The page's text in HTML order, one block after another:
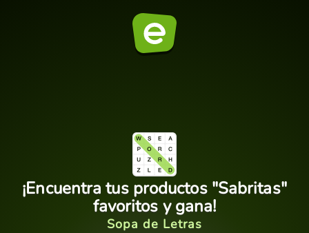
¡Encuentra tus productos "Sabritas"
favoritos y gana!
Sopa de Letras